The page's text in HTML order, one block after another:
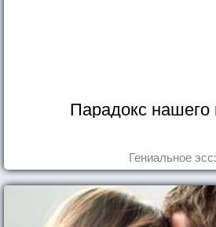
Парадокс нашего
Гениальное